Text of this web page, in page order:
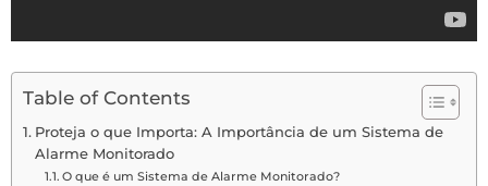
Table of Contents
Proteja o que Importa: A Importância de um Sistema de
Alarme Monitorado
O que é um Sistema de Alarme Monitorado?